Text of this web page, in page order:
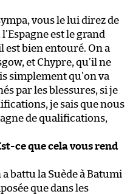
vous le lui direz de
est le grand
est bien entouré. On a
et Chypre, qu’il ne
simplement qu’on va
par les blessures, si je
je sais que nous
de qualifications,
ce que cela vous rend
battu la Suède à Batumi
que dans les